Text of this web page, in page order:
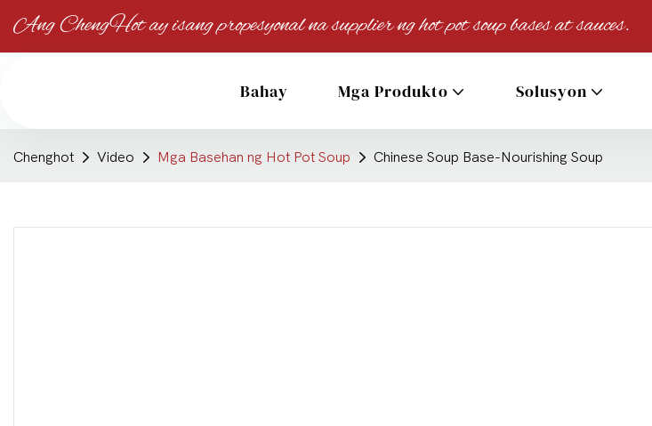
Ang ChengHot ay isang propesyonal na supplier ng hot pot soup bases at sauces.
Bahay Mga Produkto Solusyon
Chenghot Video Mga Basehan ng Hot Pot Soup Chinese Soup Base-Nourishing Soup